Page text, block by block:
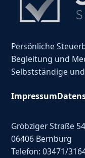
Persönliche
Begleitung und
Selbstständige
Impressum
Gröbziger Straße 54
06406 Bernburg
Telefon: 03471/